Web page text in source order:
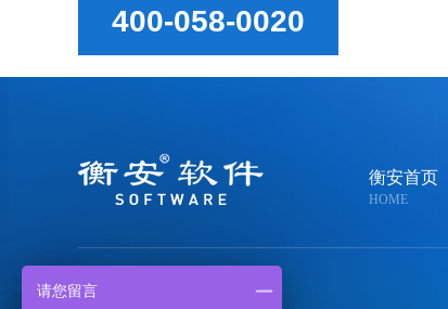
400-058-0020
衡安首页
HOME
请您留言